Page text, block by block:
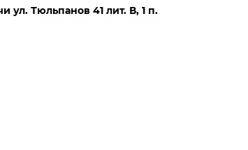
ул. Тюльпанов 41 лит. В, 1 п.